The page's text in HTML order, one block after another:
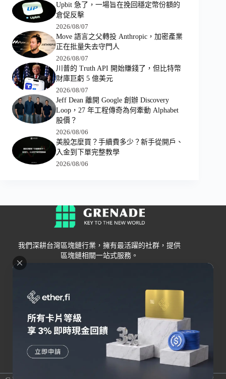
Upbit 急了，一場旨在挽回穩定幣份額的
倉促反擊
2026/08/07
Move 語言之父轉投 Anthropic，加密產業
正在批量失去守門人
2026/08/07
川普的 Truth API 開始賺錢了，但比特幣
財庫巨虧 5 億美元
2026/08/07
Jeff Dean 離開 Google 創辦 Discovery
Loop，27 年工程傳奇為何牽動 Alphabet
股價？
2026/08/06
美股怎麼買？手續費多少？新手從開戶、
入金到下單完整教學
2026/08/06
我們深耕台灣區塊鏈行業，擁有最活躍的社群，提供
區塊鏈相關一站式服務。
Grenade
關於我們
聯絡我們
錢包
交易所
Bybit
OKX
HOYA BIT
其他